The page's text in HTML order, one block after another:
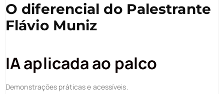
O diferencial do Palestrante
Flávio Muniz
IA aplicada ao palco
Demonstrações práticas e acessíveis.